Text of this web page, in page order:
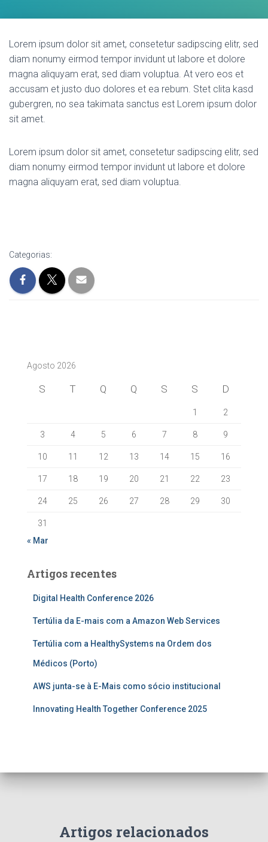
Lorem ipsum dolor sit amet, consetetur sadipscing elitr, sed
diam nonumy eirmod tempor invidunt ut labore et dolore
magna aliquyam erat, sed diam voluptua. At vero eos et
accusam et justo duo dolores et ea rebum. Stet clita kasd
gubergren, no sea takimata sanctus est Lorem ipsum dolor
sit amet.
Lorem ipsum dolor sit amet, consetetur sadipscing elitr, sed
diam nonumy eirmod tempor invidunt ut labore et dolore
magna aliquyam erat, sed diam voluptua.
Categorias:
Agosto 2026
S T Q Q S S D
1 2
3 4 5 6 7 8 9
10 11 12 13 14 15 16
17 18 19 20 21 22 23
24 25 26 27 28 29 30
31
« Mar
Artigos recentes
Digital Health Conference 2026
Tertúlia da E-mais com a Amazon Web Services
Tertúlia com a HealthySystems na Ordem dos
Médicos (Porto)
AWS junta-se à E-Mais como sócio institucional
Innovating Health Together Conference 2025
Artigos relacionados